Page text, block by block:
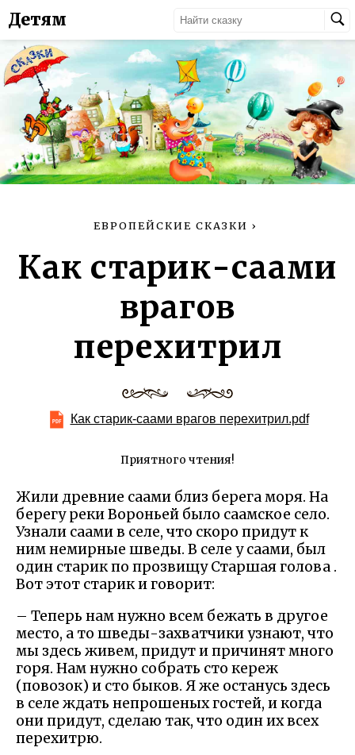
Детям
ЕВРОПЕЙСКИЕ СКАЗКИ ›
Как старик-саами
врагов
перехитрил
Как старик-саами врагов перехитрил.pdf
Приятного чтения!
Жили древние саами близ берега моря. На
берегу реки Вороньей было саамское село.
Узнали саами в селе, что скоро придут к
ним немирные шведы. В селе у саами, был
один старик по прозвищу Старшая голова .
Вот этот старик и говорит:
– Теперь нам нужно всем бежать в другое
место, а то шведы-захватчики узнают, что
мы здесь живем, придут и причинят много
горя. Нам нужно собрать сто кереж
(повозок) и сто быков. Я же останусь здесь
в селе ждать непрошеных гостей, и когда
они придут, сделаю так, что один их всех
перехитрю.